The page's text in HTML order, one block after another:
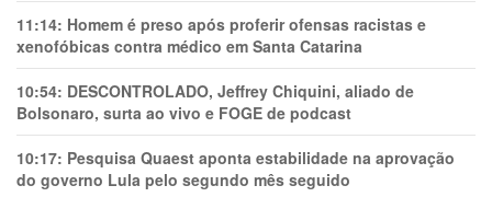
11:14: Homem é preso após proferir ofensas racistas e
xenofóbicas contra médico em Santa Catarina
10:54: DESCONTROLADO, Jeffrey Chiquini, aliado de
Bolsonaro, surta ao vivo e FOGE de podcast
10:17: Pesquisa Quaest aponta estabilidade na aprovação
do governo Lula pelo segundo mês seguido